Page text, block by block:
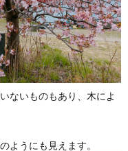
ないものもあり、木によ
ようにも見えます。